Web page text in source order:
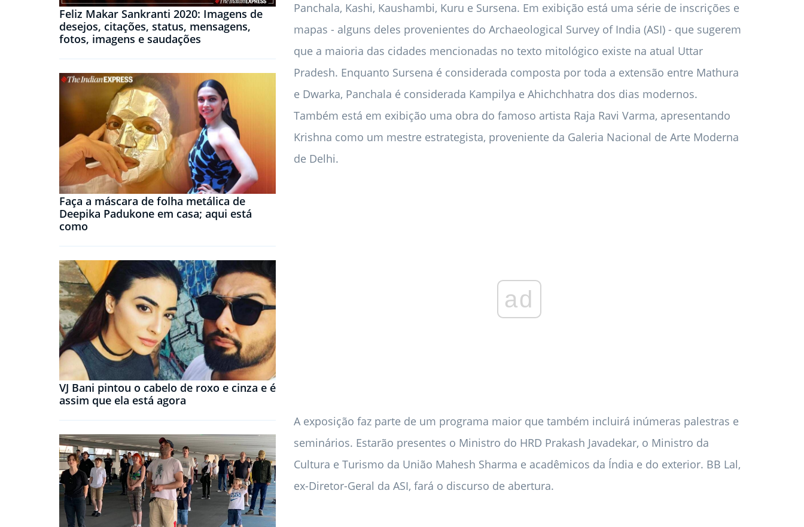
Feliz Makar Sankranti 2020: Imagens de
desejos, citações, status, mensagens,
fotos, imagens e saudações
Faça a máscara de folha metálica de
Deepika Padukone em casa; aqui está
como
VJ Bani pintou o cabelo de roxo e cinza e é
assim que ela está agora
Panchala, Kashi, Kaushambi, Kuru e Sursena. Em exibição está uma série de inscrições e
mapas - alguns deles provenientes do Archaeological Survey of India (ASI) - que sugerem
que a maioria das cidades mencionadas no texto mitológico existe na atual Uttar
Pradesh. Enquanto Sursena é considerada composta por toda a extensão entre Mathura
e Dwarka, Panchala é considerada Kampilya e Ahichchhatra dos dias modernos.
Também está em exibição uma obra do famoso artista Raja Ravi Varma, apresentando
Krishna como um mestre estrategista, proveniente da Galeria Nacional de Arte Moderna
de Delhi.
ad
A exposição faz parte de um programa maior que também incluirá inúmeras palestras e
seminários. Estarão presentes o Ministro do HRD Prakash Javadekar, o Ministro da
Cultura e Turismo da União Mahesh Sharma e acadêmicos da Índia e do exterior. BB Lal,
ex-Diretor-Geral da ASI, fará o discurso de abertura.